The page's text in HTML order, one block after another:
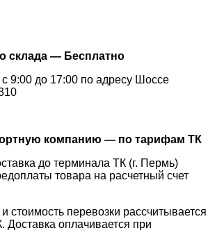
склада — Бесплатно
9:00 до 17:00 по адресу Шоссе
компанию — по тарифам ТК
до терминала ТК (г. Пермь)
товара на расчетный счет
стоимость перевозки рассчитывается
Доставка оплачивается при